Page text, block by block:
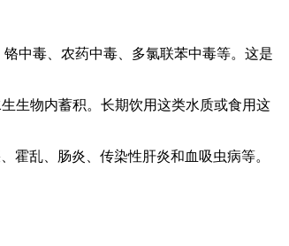
中毒、农药中毒、多氯联苯中毒等。这是
生物内蓄积。长期饮用这类水质或食用这
乱、肠炎、传染性肝炎和血吸虫病等。